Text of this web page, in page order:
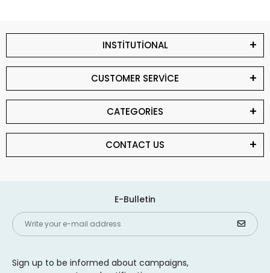
INSTİTUTİONAL
CUSTOMER SERVİCE
CATEGORİES
CONTACT US
E-Bulletin
Sign up to be informed about campaigns,